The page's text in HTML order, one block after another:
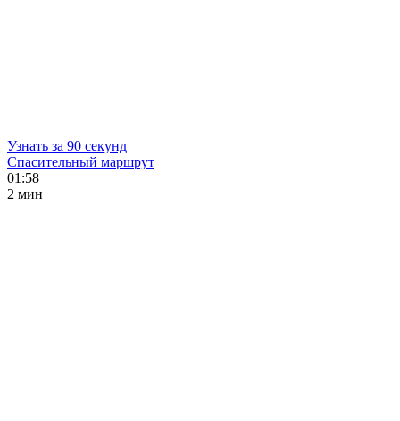
Узнать за 90 секунд
Спасительный маршрут
01:58
2 мин